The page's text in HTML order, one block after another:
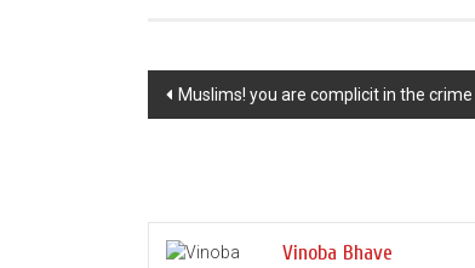
Post navigation
Muslims! you are complicit in the crime
Vinoba Bhave